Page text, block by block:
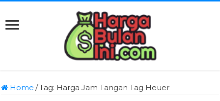
Home /Tag: Harga Jam Tangan Tag Heuer